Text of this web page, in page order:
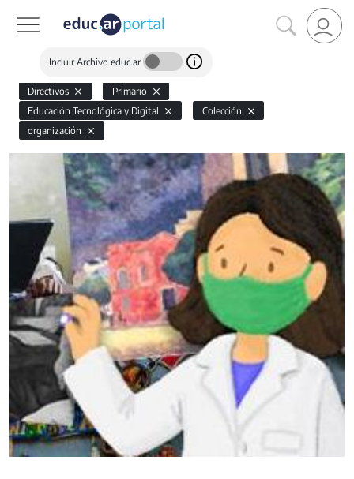
Incluir Archivo educ.ar
Directivos
Primario
Educación Tecnológica y Digital
Colección
organización